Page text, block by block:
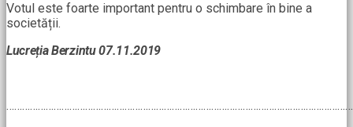
Votul este foarte important pentru o schimbare în bine a
societății.
Lucreția Berzintu 07.11.2019